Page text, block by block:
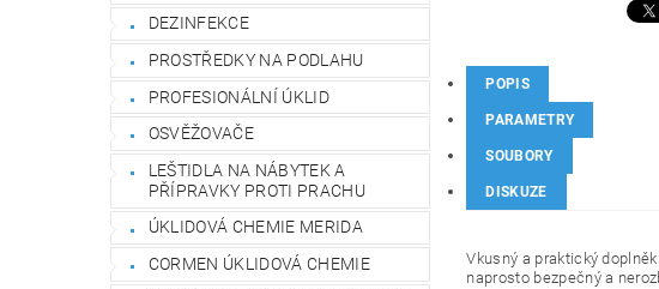
DEZINFEKCE
PROSTŘEDKY NA PODLAHU
PROFESIONÁLNÍ ÚKLID
OSVĚŽOVAČE
LEŠTIDLA NA NÁBYTEK A
PŘÍPRAVKY PROTI PRACHU
ÚKLIDOVÁ CHEMIE MERIDA
CORMEN ÚKLIDOVÁ CHEMIE
POPIS
PARAMETRY
SOUBORY
DISKUZE
Vkusný a praktický
naprosto bezpečný a